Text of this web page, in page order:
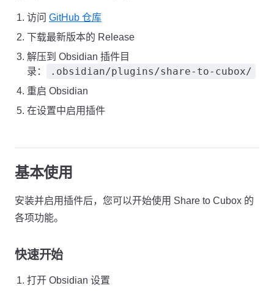
访问 GitHub 仓库
下载最新版本的 Release
解压到 Obsidian 插件目
录：
.obsidian/plugins/share-to-cubox/
重启 Obsidian
在设置中启用插件
基本使用
安装并启用插件后，您可以开始使用 Share to Cubox 的
各项功能。
快速开始
打开 Obsidian 设置